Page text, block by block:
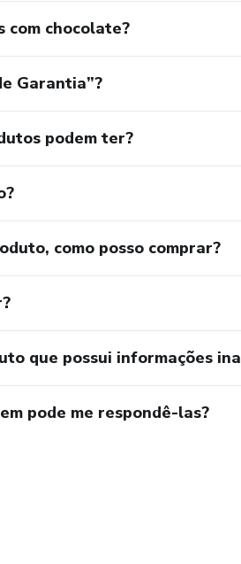
com chocolate?
Garantia”?
podem ter?
como posso comprar?
que possui informações
pode me respondê-las?